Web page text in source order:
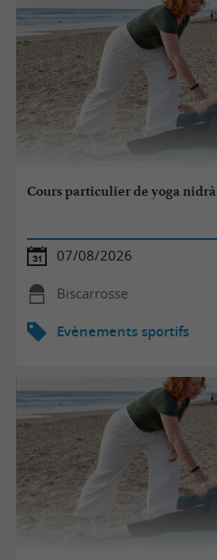
Cours particulier de yoga nidrà
07/08/2026
Biscarrosse
Evènements sportifs